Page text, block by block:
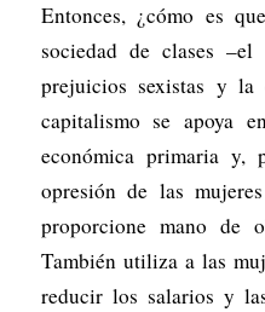
Entonces, ¿cómo es
sociedad de clases –el
prejuicios sexistas y
capitalismo se apoya
económica primaria y,
opresión de las
proporcione mano de
También utiliza a las
reducir los salarios y